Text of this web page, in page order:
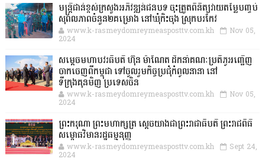
មន្ត្រីជាន់ខ្ពស់ក្រសួងអភិវឌ្ឍន៍ជនបទ ចុះត្រួតពិនិត្យវាយតម្លៃបញ្ចប់
សុពលភាពចំនួន២គម្រោង នៅឃុំកិះចុង ស្រុកបរកែវ
www.k-rasmeydomreymeasposttv.com.kh Nov 05,
2024
សម្តេចមហាបវរធិបតី ហ៊ុន ម៉ាណែត ដឹកនាំគណៈប្រតិភូអញ្ជើញ
ចាកចេញពីកម្ពុជា ទៅចូលរួមកិច្ចប្រជុំកំពូលនានា នៅ
ទីក្រុងគុនមិញ ប្រទេសចិន
www.k-rasmeydomreymeasposttv.com.kh Nov 05,
2024
ព្រះករុណា ព្រះមហាក្សត្រ ស្តេចយាងជាព្រះរាជាធិបតី ព្រះរាជពិធី
សម្ពោធវិមានរដ្ឋធម្មនុញ្ញ
www.k-rasmeydomreymeasposttv.com.kh Sept 24,
2024